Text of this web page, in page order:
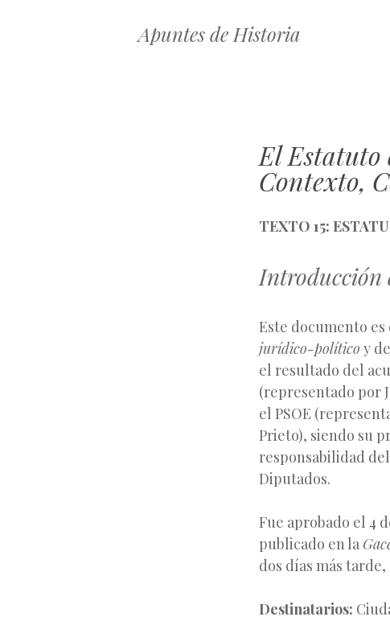
Apuntes de Historia
El Estatuto
Contexto,
TEXTO 15:
Introducción
Este documento
jurídico-político y
el resultado del
(representado por
el PSOE
Prieto), siendo su
responsabilidad
Diputados.
Fue aprobado el 4
publicado en la
dos días más
Destinatarios: